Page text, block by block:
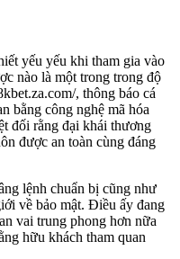
yếu yếu khi tham gia vào
nào là một trong trong độ
, thông báo cá
bằng công nghệ mã hóa
đối rằng đại khái thương
được an toàn cùng đáng
lệnh chuẩn bị cũng như
về bảo mật. Điều ấy đang
vai trung phong hơn nữa
hữu khách tham quan